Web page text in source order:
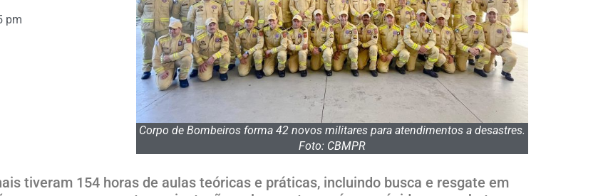
pm
Corpo de Bombeiros forma 42 novos militares para atendimentos a desastres.
Foto: CBMPR
tiveram 154 horas de aulas teóricas e práticas, incluindo busca e resgate em